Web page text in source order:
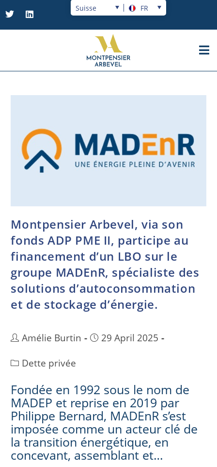
Suisse FR
Montpensier Arbevel, via son
fonds ADP PME II, participe au
financement d’un LBO sur le
groupe MADEnR, spécialiste des
solutions d’autoconsommation
et de stockage d’énergie.
Amélie Burtin
29 April 2025
Dette privée
Fondée en 1992 sous le nom de
MADEP et reprise en 2019 par
Philippe Bernard, MADEnR s’est
imposée comme un acteur clé de
la transition énergétique, en
concevant, assemblant et…